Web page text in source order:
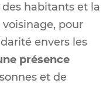
habitants et la
pour
envers les
présence
et de